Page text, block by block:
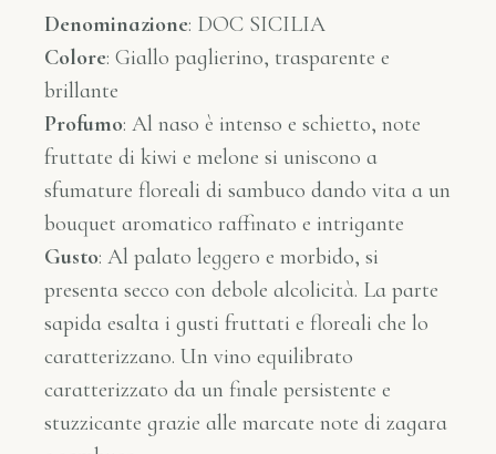
Denominazione: DOC SICILIA
Colore: Giallo paglierino, trasparente e
brillante
Profumo: Al naso è intenso e schietto, note
fruttate di kiwi e melone si uniscono a
sfumature floreali di sambuco dando vita a un
bouquet aromatico raffinato e intrigante
Gusto: Al palato leggero e morbido, si
presenta secco con debole alcolicità. La parte
sapida esalta i gusti fruttati e floreali che lo
caratterizzano. Un vino equilibrato
caratterizzato da un finale persistente e
stuzzicante grazie alle marcate note di zagara